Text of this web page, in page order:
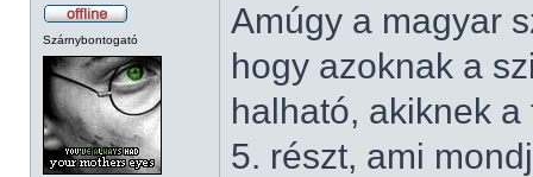
Szárnybontogató
Amúgy a magyar
hogy azoknak a
halható, akiknek
5. részt, ami